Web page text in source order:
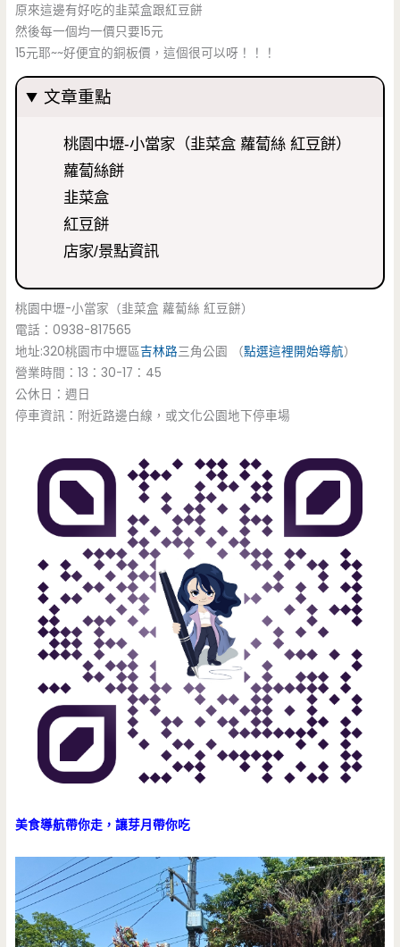
原來這邊有好吃的韭菜盒跟紅豆餅
然後每一個均一價只要15元
15元耶~~好便宜的銅板價，這個很可以呀！！！
文章重點
桃園中壢-小當家（韭菜盒 蘿蔔絲 紅豆餅）
蘿蔔絲餅
韭菜盒
紅豆餅
店家/景點資訊
桃園中壢-小當家（韭菜盒 蘿蔔絲 紅豆餅）
電話：0938-817565
地址:320桃園市中壢區吉林路三角公園 （點選這裡開始導航）
營業時間：13：30-17：45
公休日：週日
停車資訊：附近路邊白線，或文化公園地下停車場
美食導航帶你走，讓芽月帶你吃